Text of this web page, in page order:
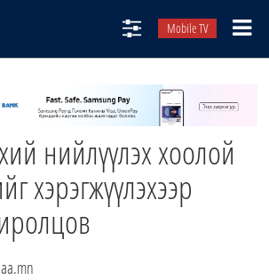
Mobile TV
нийлүүлэх хоолой
хэрэгжүүлэхээр